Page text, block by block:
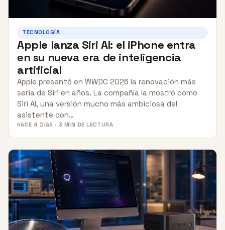
TECNOLOGÍA
Apple lanza Siri AI: el iPhone entra
en su nueva era de inteligencia
artificial
Apple presentó en WWDC 2026 la renovación más
seria de Siri en años. La compañía la mostró como
Siri AI, una versión mucho más ambiciosa del
asistente con…
HACE 4 DÍAS · 3 MIN DE LECTURA